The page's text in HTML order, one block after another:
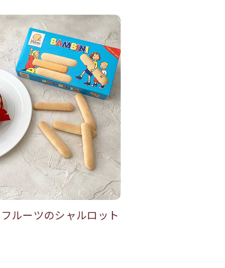
ルーツのシャルロット